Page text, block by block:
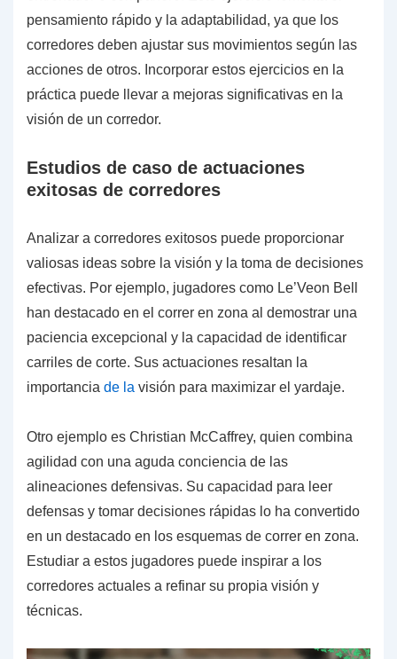
pensamiento rápido y la adaptabilidad, ya que los
corredores deben ajustar sus movimientos según las
acciones de otros. Incorporar estos ejercicios en la
práctica puede llevar a mejoras significativas en la
visión de un corredor.
Estudios de caso de actuaciones
exitosas de corredores
Analizar a corredores exitosos puede proporcionar
valiosas ideas sobre la visión y la toma de decisiones
efectivas. Por ejemplo, jugadores como Le’Veon Bell
han destacado en el correr en zona al demostrar una
paciencia excepcional y la capacidad de identificar
carriles de corte. Sus actuaciones resaltan la
importancia de la visión para maximizar el yardaje.
Otro ejemplo es Christian McCaffrey, quien combina
agilidad con una aguda conciencia de las
alineaciones defensivas. Su capacidad para leer
defensas y tomar decisiones rápidas lo ha convertido
en un destacado en los esquemas de correr en zona.
Estudiar a estos jugadores puede inspirar a los
corredores actuales a refinar su propia visión y
técnicas.